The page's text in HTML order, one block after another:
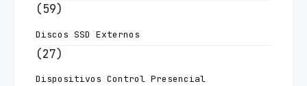
(59)
Discos SSD Externos
(27)
Dispositivos Control Presencial